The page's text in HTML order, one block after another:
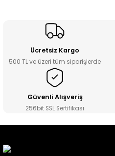
Ücretsiz Kargo
500 TL ve üzeri tüm siparişlerde
Güvenli Alışveriş
256bit SSL Sertifikası